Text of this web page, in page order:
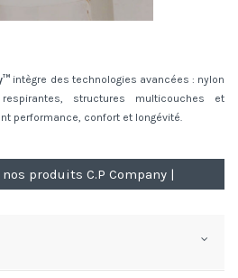
intègre des technologies avancées : nylon
structures multicouches et
performance, confort et longévité.
produits C.P Company |